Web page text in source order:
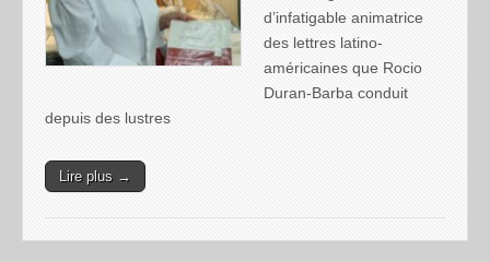
d’infatigable animatrice
des lettres latino-
américaines que Rocio
Duran-Barba conduit
depuis des lustres
Lire plus →